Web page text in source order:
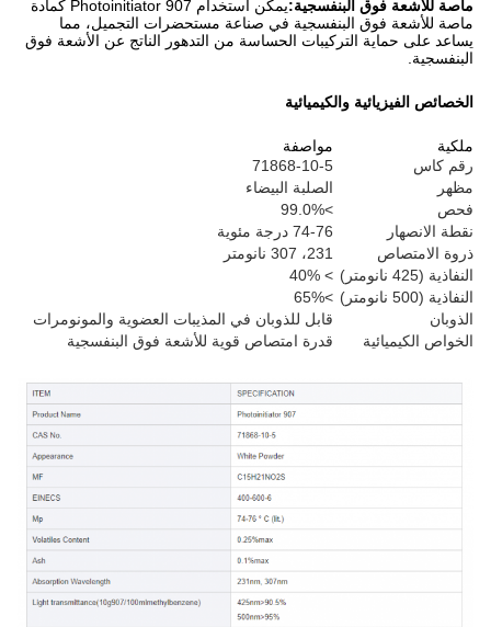
ماصة للأشعة فوق البنفسجية:
يمكن استخدام Photoinitiator 907 كمادة
ماصة للأشعة فوق البنفسجية في صناعة مستحضرات التجميل، مما
يساعد على حماية التركيبات الحساسة من التدهور الناتج عن الأشعة فوق
البنفسجية.
الخصائص الفيزيائية والكيميائية
ملكية
مواصفة
رقم كاس
71868-10-5
مظهر
الصلبة البيضاء
فحص
>99.0%
نقطة الانصهار
74-76 درجة مئوية
ذروة الامتصاص
231، 307 نانومتر
النفاذية (425 نانومتر)
> 40%
النفاذية (500 نانومتر)
>65%
الذوبان
قابل للذوبان في المذيبات العضوية والمونومرات
الخواص الكيميائية
قدرة امتصاص قوية للأشعة فوق البنفسجية